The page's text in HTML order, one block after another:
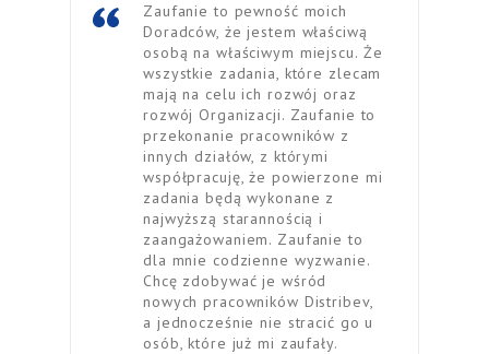
Zaufanie to pewność moich
Doradców, że jestem właściwą
osobą na właściwym miejscu. Że
wszystkie zadania, które zlecam
mają na celu ich rozwój oraz
rozwój Organizacji. Zaufanie to
przekonanie pracowników z
innych działów, z którymi
współpracuję, że powierzone mi
zadania będą wykonane z
najwyższą starannością i
zaangażowaniem. Zaufanie to
dla mnie codzienne wyzwanie.
Chcę zdobywać je wśród
nowych pracowników Distribev,
a jednocześnie nie stracić go u
osób, które już mi zaufały.